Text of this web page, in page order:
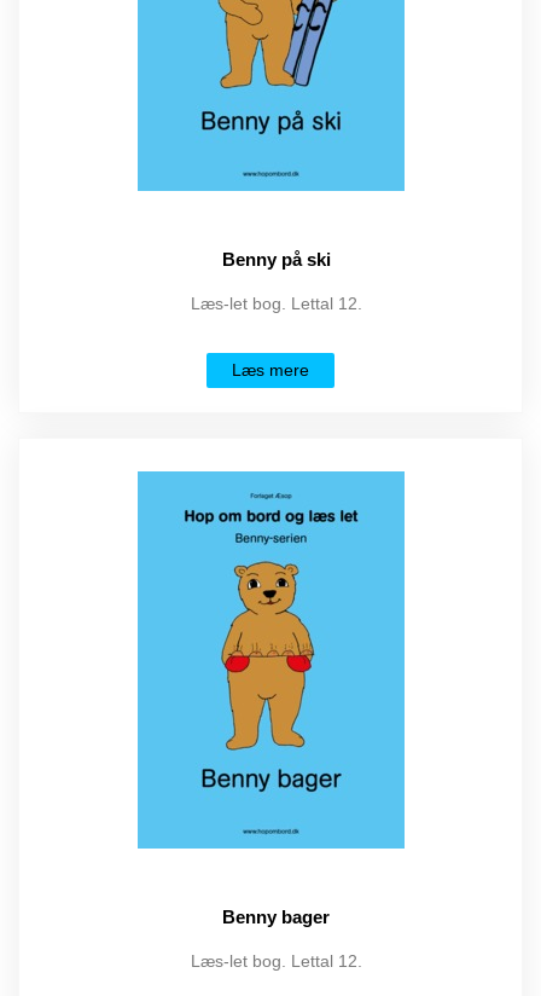
Benny på ski
Læs-let bog. Lettal 12.
Læs mere
Benny bager
Læs-let bog. Lettal 12.